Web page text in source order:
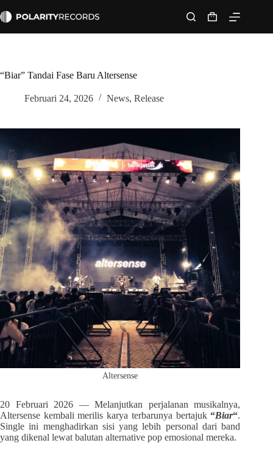
to
Shopping
cart
“Biar” Tandai Fase Baru Altersense
Februari 24, 2026 News, Release
Altersense
20 Februari 2026 — Melanjutkan perjalanan musikalnya,
Altersense kembali merilis karya terbarunya bertajuk“Biar“.
Single ini menghadirkan sisi yang lebih personal dari band
yang dikenal lewat balutan alternative pop emosional mereka.